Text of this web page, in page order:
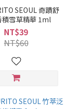
SEOUL 奇蹟舒
積雪草精華 1ml
NT$39
NT$60